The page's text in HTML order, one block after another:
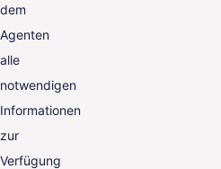
dem
Agenten
alle
notwendigen
Informationen
zur
Verfügung